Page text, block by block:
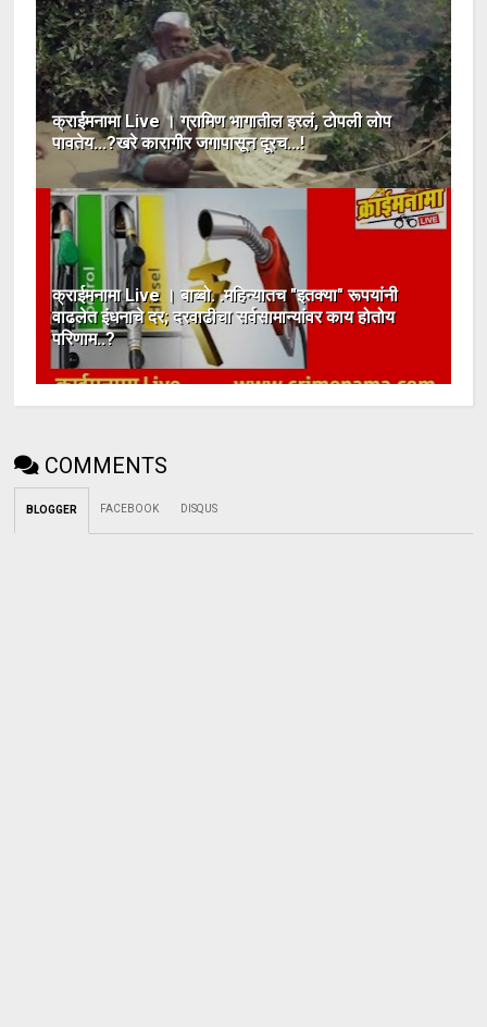
क्राईमनामा Live । ग्रामिण भागातील इरलं, टोपली लोप
पावतेय...?खरे कारागीर जगापासून दूरच...!
क्राईमनामा Live । बाब्बो. .महिन्यातच "इतक्या" रूपयांनी
वाढलेत इंधनाचे दर; दरवाढीचा सर्वसामान्यांवर काय होतोय
परिणाम..?
COMMENTS
BLOGGER FACEBOOK DISQUS